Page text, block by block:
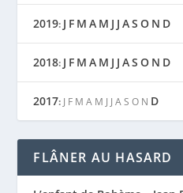
2019: J F M A M J J AS O N D
2018: J F M A M J J AS O N D
2017: J F M A M J J A S O N D
FLÂNER AU HASARD